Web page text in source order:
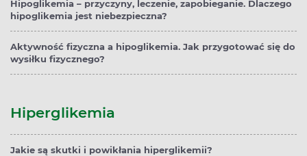
Hipoglikemia – przyczyny, leczenie, zapobieganie. Dlaczego
hipoglikemia jest niebezpieczna?
Aktywność fizyczna a hipoglikemia. Jak przygotować się do
wysiłku fizycznego?
Hiperglikemia
Jakie są skutki i powikłania hiperglikemii?